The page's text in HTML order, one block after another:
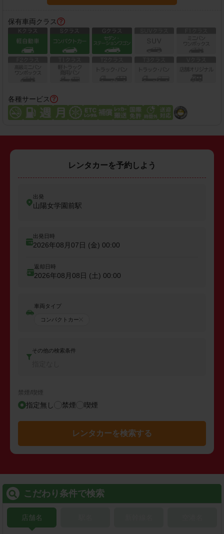
保有車両クラス
各種サービス
レンタカーを予約しよう
出発
山陽女学園前駅
出発日時
2026年08月07日 (金) 00:00
返却日時
2026年08月08日 (土) 00:00
車両タイプ
コンパクトカー
その他の検索条件
禁煙/喫煙
指定無し 禁煙 喫煙
レンタカーを検索する
こだわり条件で検索
店舗名